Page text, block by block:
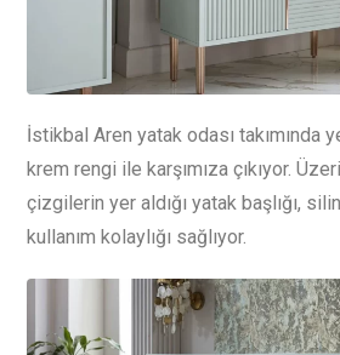
İstikbal Aren yatak odası takımında
krem rengi ile karşımıza çıkıyor.
çizgilerin yer aldığı yatak başlığı,
kullanım kolaylığı sağlıyor.